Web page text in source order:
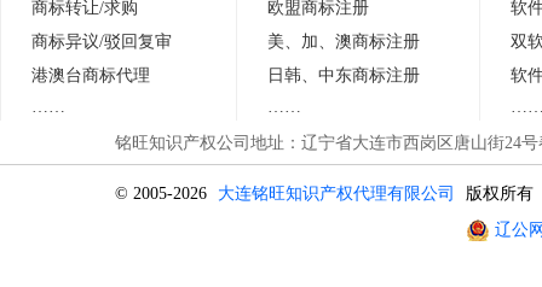
商标转让/求购
商标异议/驳回复审
港澳台商标代理
欧盟商标注册
美、加、澳商标注册
日 韩 、中东商标注册
软
双
软
铭旺知识产权公司地址：辽宁省大连市西岗区唐山街24
© 2005-2026 大连铭旺知识产权代理有限公司
版权所有
辽公